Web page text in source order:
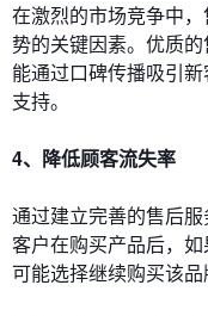
在激烈的市场竞争中
势的关键因素。优质
能通过口碑传播吸引
支持。
4、降低顾客流失率
通过建立完善的售后服
客户在购买产品后，
可能选择继续购买该品